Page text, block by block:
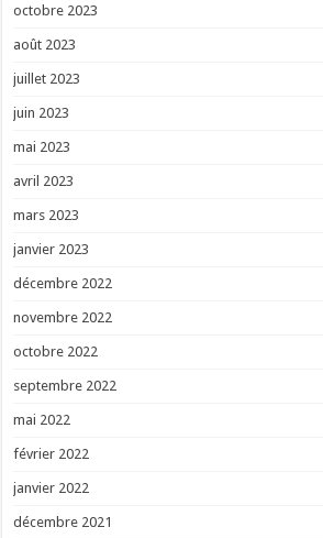
octobre 2023
août 2023
juillet 2023
juin 2023
mai 2023
avril 2023
mars 2023
janvier 2023
décembre 2022
novembre 2022
octobre 2022
septembre 2022
mai 2022
février 2022
janvier 2022
décembre 2021